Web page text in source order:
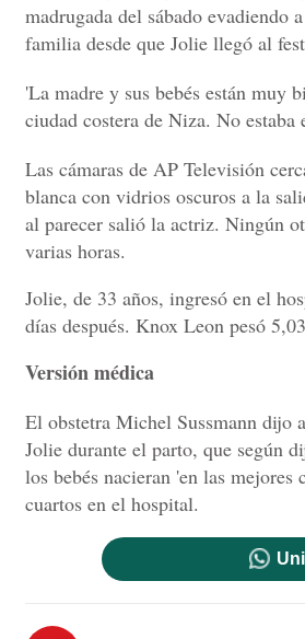
madrugada del sábado evadiendo
familia desde que Jolie llegó al
'La madre y sus bebés están muy
ciudad costera de Niza. No
Las cámaras de AP Televisión
blanca con vidrios oscuros a la
al parecer salió la actriz. Ningún
varias horas.
Jolie, de 33 años, ingresó en el
días después. Knox Leon pesó
Versión médica
El obstetra Michel Sussmann dijo
Jolie durante el parto, que según
los bebés nacieran 'en las
cuartos en el hospital.